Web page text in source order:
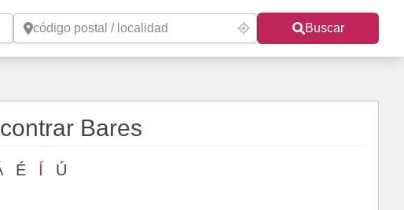
Buscar
Bares
É Í Ú